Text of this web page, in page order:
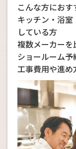
こんな方におす
キッチン・浴
している方
複数メーカー
ショールーム
工事費用や進